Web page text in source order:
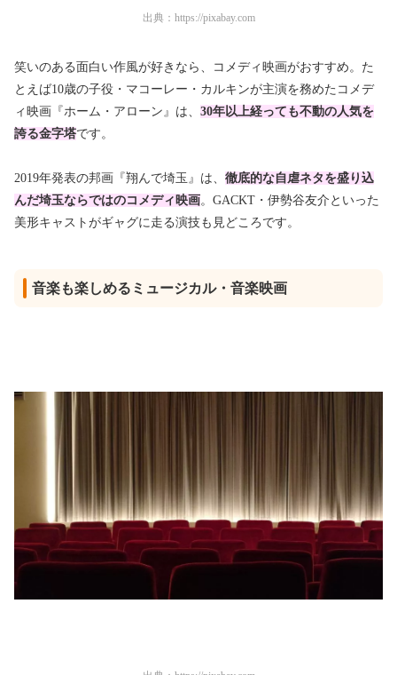
出典： https://pixabay.com
笑いのある面白い作風が好きなら、コメディ映画がおすすめ。た
とえば10歳の子役・マコーレー・カルキンが主演を務めたコメデ
ィ映画『ホーム・アローン』は、 30年以上経っても不動の人気を
誇る金字塔です。
2019年発表の邦画『翔んで埼玉』は、 徹底的な自虐ネタを盛り込
んだ埼玉ならではのコメディ映画。GACKT・伊勢谷友介といった
美形キャストがギャグに走る演技も見どころです。
音楽も楽しめるミュージカル・音楽映画